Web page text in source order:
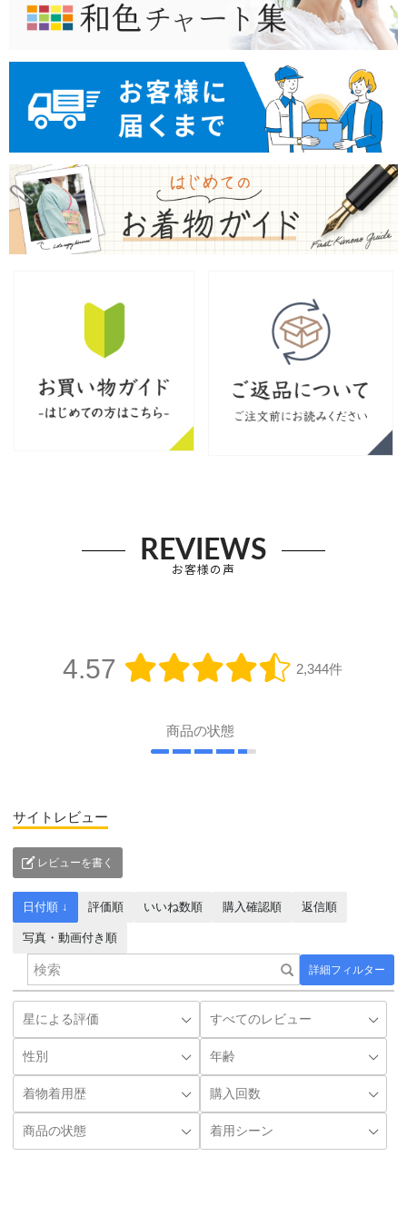
REVIEWS
お客様の声
4.57 2,344件
商品の状態
サイトレビュー
レビューを書く
詳細フィルター
日付順 ↓ 評価順 いいね数順 購入確認順 返信順
写真・動画付き順